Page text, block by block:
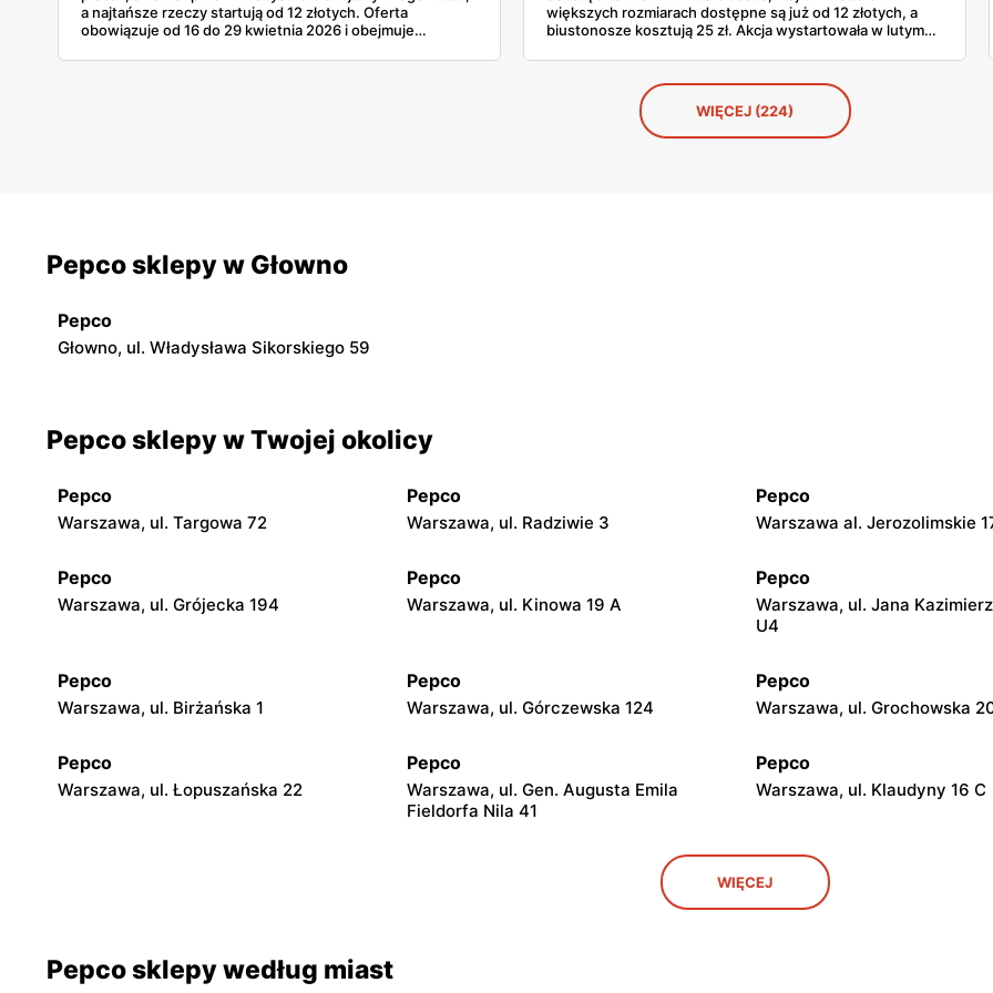
a najtańsze rzeczy startują od 12 złotych. Oferta
obowiązuje od 16 do 29 kwietnia 2026 i obejmuje
przejrzeć co się pojawi, zanim zniknie z półek.
większych rozmiarach dostępne są już od 12 złotych, a
biustonosze kosztują 25 zł. Akcja wystartowała w lutym
w każdym wieku. Czy taka cena oznacza kompromis w
jakości, a może to po prostu inteligentny zakup bez
przepłacania?
WIĘCEJ (224)
Pepco sklepy w Głowno
Pepco
Głowno, ul. Władysława Sikorskiego 59
Pepco sklepy w Twojej okolicy
Pepco
Warszawa, ul. Targowa 72
Pepco
Warszawa, ul. Radziwie 3
Pepco
Warszawa al. Jerozolimskie
Pepco
Warszawa, ul. Grójecka 194
Pepco
Warszawa, ul. Kinowa 19 A
Pepco
Warszawa, ul. Jana
U4
Pepco
Warszawa, ul. Birżańska 1
Pepco
Warszawa, ul. Górczewska 124
Pepco
Warszawa, ul. Grochowska
Pepco
Warszawa, ul. Łopuszańska 22
Pepco
Warszawa, ul. Gen. Augusta Emila
Fieldorfa Nila 41
Pepco
Warszawa, ul. Klaudyny 16 C
Pepco
Warszawa, ul. Rembielińska 20
Warszawa, ul. Wierna 23
WIĘCEJ
Pepco sklepy według miast